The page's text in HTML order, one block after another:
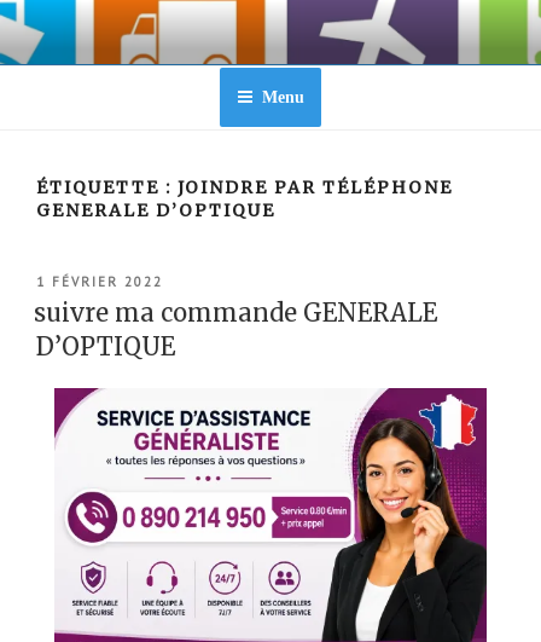
Aller
contenu
Menu
ÉTIQUETTE : JOINDRE PAR TÉLÉPHONE
GENERALE D’OPTIQUE
PUBLIÉ
1 FÉVRIER 2022
suivre ma commande GENERALE
D’OPTIQUE